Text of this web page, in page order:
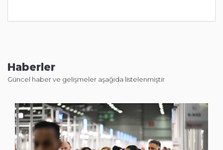
Haberler
Güncel haber ve gelişmeler aşağıda listelenmiştir